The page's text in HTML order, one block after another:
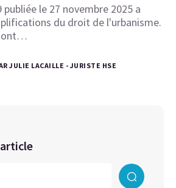
publiée le 27 novembre 2025 a
du droit de l'urbanisme.
ont…
JULIE LACAILLE - JURISTE HSE